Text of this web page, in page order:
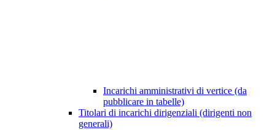
Incarichi amministrativi di vertice (da
pubblicare in tabelle)
Titolari di incarichi dirigenziali (dirigenti non
generali)